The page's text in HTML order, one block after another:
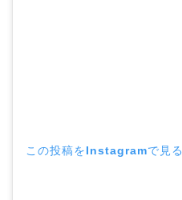
この投稿をInstagramで見る